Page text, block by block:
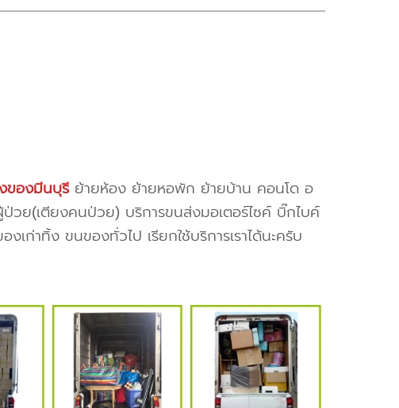
ของมีนบุรีย้ายห้อง ย้ายหอพัก ย้ายบ้าน คอนโด อ
วย(เตียงคนป่วย) บริการขนส่งมอเตอร์ไซค์ บิ๊กไบค์
ก่าทิ้ง ขนของทั่วไป เรียกใช้บริการเราได้นะครับ